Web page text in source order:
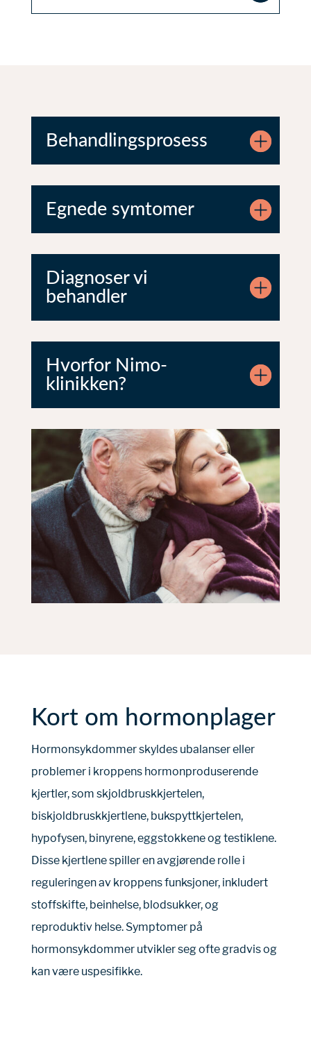
Behandlingsprosess
Egnede symtomer
Diagnoser vi
behandler
Hvorfor Nimo-
klinikken?
Kort om hormonplager
Hormonsykdommer skyldes ubalanser eller
problemer i kroppens hormonproduserende
kjertler, som skjoldbruskkjertelen,
biskjoldbruskkjertlene, bukspyttkjertelen,
hypofysen, binyrene, eggstokkene og testiklene.
Disse kjertlene spiller en avgjørende rolle i
reguleringen av kroppens funksjoner, inkludert
stoffskifte, beinhelse, blodsukker, og
reproduktiv helse. Symptomer på
hormonsykdommer utvikler seg ofte gradvis og
kan være uspesifikke.